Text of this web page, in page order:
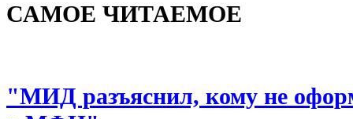
САМОЕ ЧИТАЕМОЕ
"МИД разъяснил, кому не